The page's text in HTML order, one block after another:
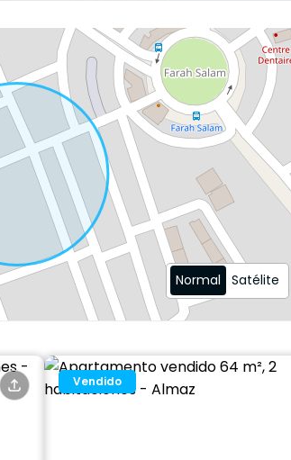
Normal Satélite
Vendido